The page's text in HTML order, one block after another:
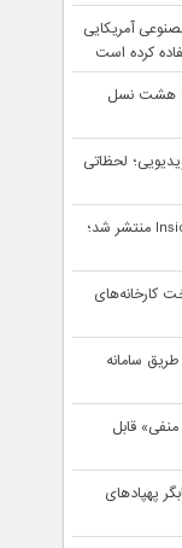
آمریکایی
کرده است
هشت نسل
لحظاتی
تریلر نهایی Insidious: Out of the Further منتشر شد؛
کارخانه‌های
سامانه
قابل
پهپادهای